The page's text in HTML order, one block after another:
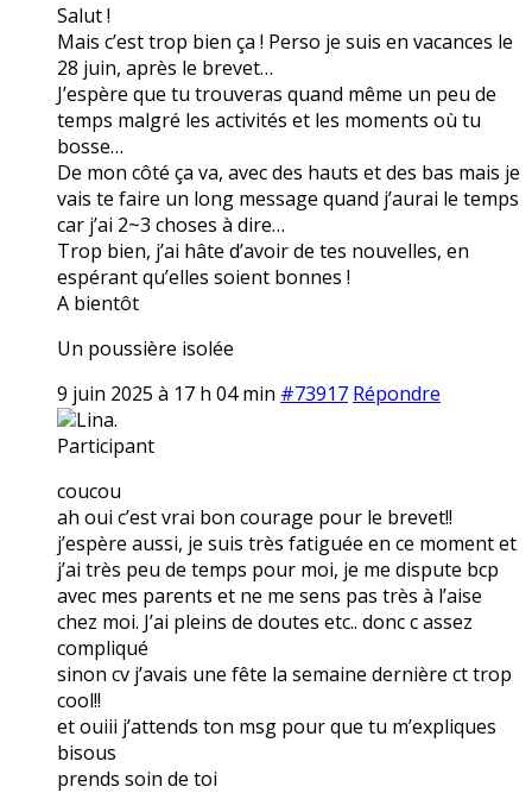
Salut !
Mais c’est trop bien ça ! Perso je suis en vacances le
28 juin, après le brevet…
J’espère que tu trouveras quand même un peu de
temps malgré les activités et les moments où tu
bosse…
De mon côté ça va, avec des hauts et des bas mais je
vais te faire un long message quand j’aurai le temps
car j’ai 2~3 choses à dire…
Trop bien, j’ai hâte d’avoir de tes nouvelles, en
espérant qu’elles soient bonnes !
A bientôt
Un poussière isolée
9 juin 2025 à 17 h 04 min #73917 Répondre
Lina.
Participant
coucou
ah oui c’est vrai bon courage pour le brevet!!
j’espère aussi, je suis très fatiguée en ce moment et
j’ai très peu de temps pour moi, je me dispute bcp
avec mes parents et ne me sens pas très à l’aise
chez moi. J’ai pleins de doutes etc.. donc c assez
compliqué
sinon cv j’avais une fête la semaine dernière ct trop
cool!!
et ouiii j’attends ton msg pour que tu m’expliques
bisous
prends soin de toi